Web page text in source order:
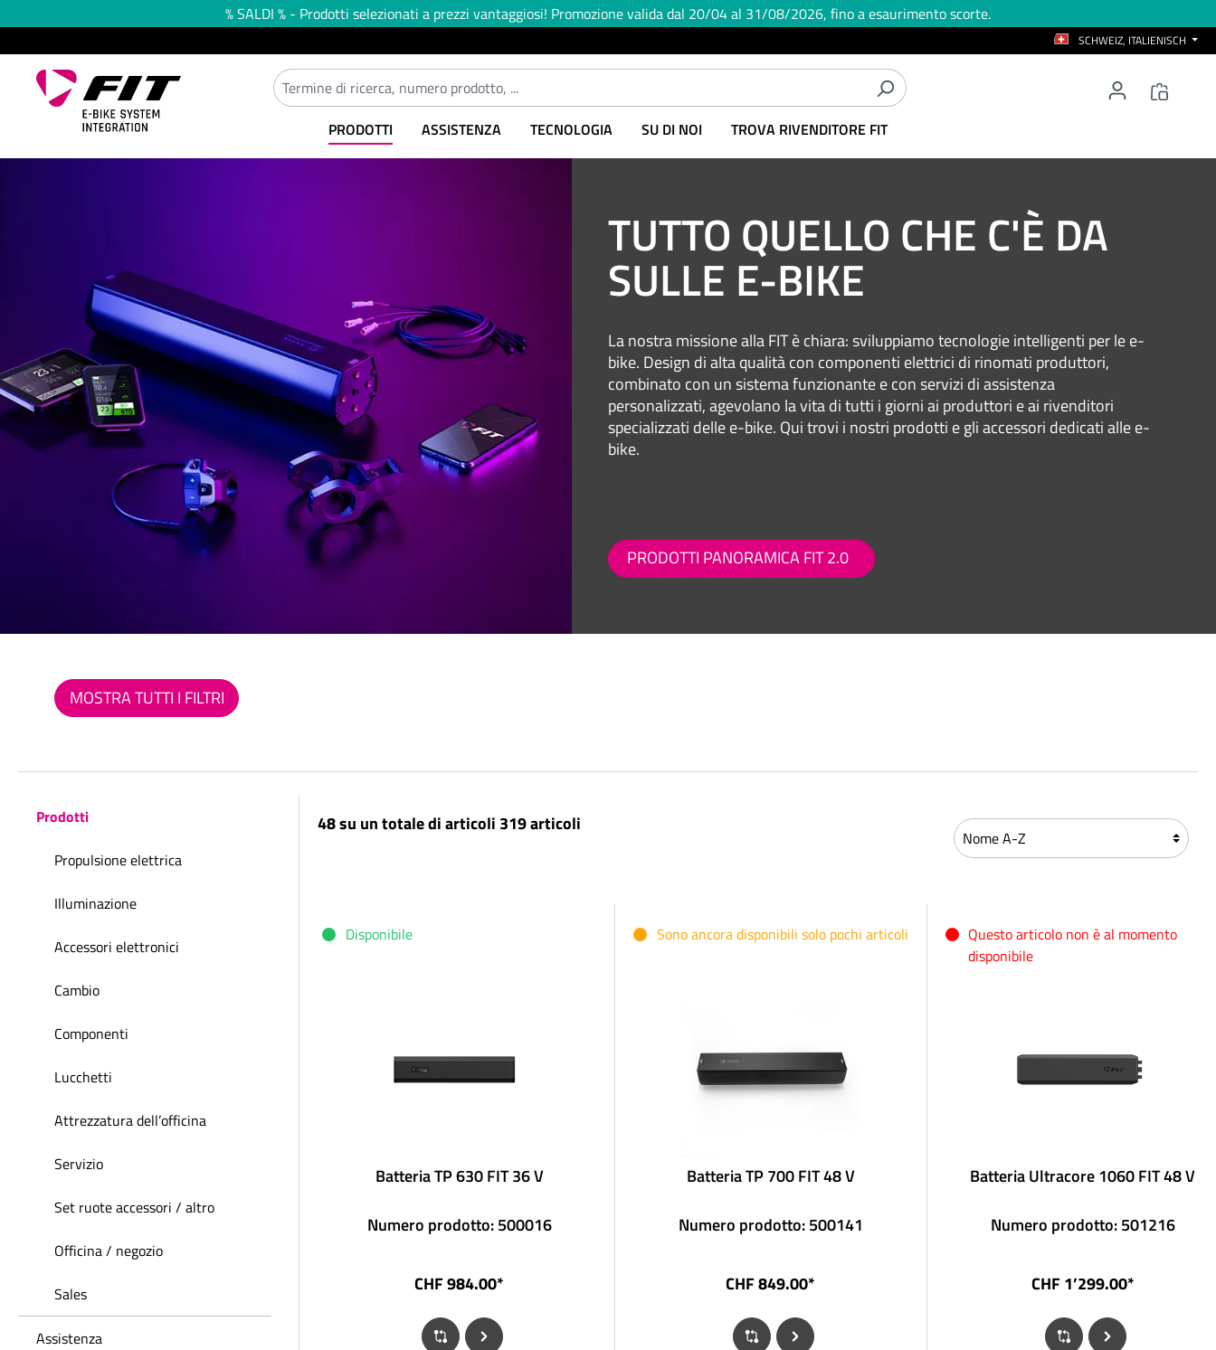
Passa alla navigazione principale% SALDI % - Prodotti selezionati a prezzi vantaggiosi! Promozione valida dal 20/04 al 31/08/2026, fino a esaurimento scorte.
SCHWEIZ, ITALIENISCH
PRODOTTI ASSISTENZA TECNOLOGIA SU DI NOI TROVA RIVENDITORE FIT
TUTTO QUELLO CHE C'È DA
SULLE E-BIKE
La nostra missione alla FIT è chiara: sviluppiamo tecnologie intelligenti per le e-
bike. Design di alta qualità con componenti elettrici di rinomati produttori,
combinato con un sistema funzionante e con servizi di assistenza
personalizzati, agevolano la vita di tutti i giorni ai produttori e ai rivenditori
specializzati delle e-bike. Qui trovi i nostri prodotti e gli accessori dedicati alle e-
bike.
PRODOTTI PANORAMICA FIT 2.0
MOSTRA TUTTI I FILTRI
Prodotti
Propulsione elettrica
Illuminazione
Accessori elettronici
Cambio
Componenti
Lucchetti
Attrezzatura dell’officina
Servizio
Set ruote accessori / altro
Officina / negozio
Sales
Assistenza
48 su un totale di articoli 319 articoli
Disponibile
Batteria TP 630 FIT 36 V
Numero prodotto: 500016
CHF 984.00*
Sono ancora disponibili solo pochi articoli
Batteria TP 700 FIT 48 V
Numero prodotto: 500141
CHF 849.00*
Questo articolo non è al momento
disponibile
Batteria Ultracore 1060 FIT 48 V
Numero prodotto: 501216
CHF 1’299.00*